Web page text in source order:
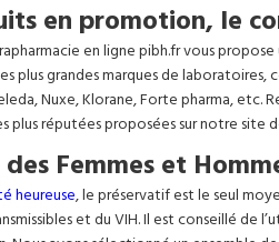
en promotion, le
en ligne pibh.fr vous propose
plus grandes marques de laboratoires,
Nuxe, Klorane, Forte pharma, etc.
plus réputées proposées sur notre site
Femmes et
heureuse, le préservatif est le seul
et du VIH. Il est conseillé de